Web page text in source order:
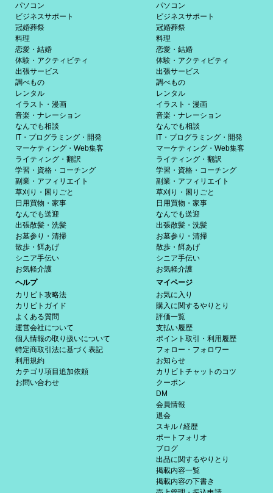
パソコン
ビジネスサポート
冠婚葬祭
料理
恋愛・結婚
体験・アクティビティ
出張サービス
調べもの
レンタル
イラスト・漫画
音楽・ナレーション
なんでも相談
IT・プログラミング・開発
マーケティング・Web集客
ライティング・翻訳
学習・資格・コーチング
副業・アフィリエイト
草刈り・困りごと
日用買物・家事
なんでも送迎
出張散髪・洗髪
お墓参り・清掃
散歩・餌あげ
シニア手伝い
お気軽介護
パソコン
ビジネスサポート
冠婚葬祭
料理
恋愛・結婚
体験・アクティビティ
出張サービス
調べもの
レンタル
イラスト・漫画
音楽・ナレーション
なんでも相談
IT・プログラミング・開発
マーケティング・Web集客
ライティング・翻訳
学習・資格・コーチング
副業・アフィリエイト
草刈り・困りごと
日用買物・家事
なんでも送迎
出張散髪・洗髪
お墓参り・清掃
散歩・餌あげ
シニア手伝い
お気軽介護
ヘルプ
カリビト攻略法
カリビトガイド
よくある質問
運営会社について
個人情報の取り扱いについて
特定商取引法に基づく表記
利用規約
カテゴリ項目追加依頼
お問い合わせ
マイページ
お気に入り
購入に関するやりとり
評価一覧
支払い履歴
ポイント取引・利用履歴
フォロー・フォロワー
お知らせ
カリビトチャットのコツ
クーポン
DM
会員情報
退会
スキル / 経歴
ポートフォリオ
ブログ
出品に関するやりとり
掲載内容一覧
掲載内容の下書き